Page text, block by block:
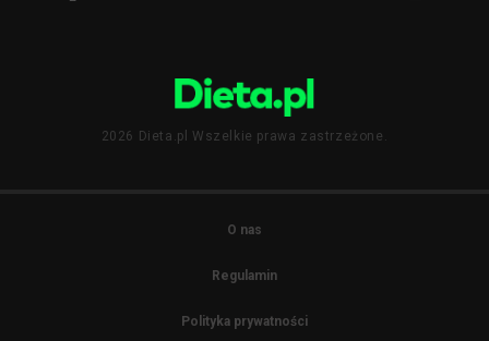
2026 Dieta.pl Wszelkie prawa zastrzeżone.
O nas
Regulamin
Polityka prywatności